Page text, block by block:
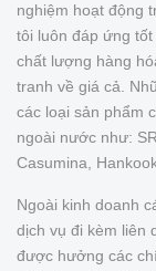
nghiệm hoạt động
tôi luôn đáp ứng
chất lượng hàng
tranh về giá cả.
các loại sản phẩm
ngoài nước như:
Casumina,
Ngoài kinh doanh
dịch vụ đi kèm liên
được hưởng các